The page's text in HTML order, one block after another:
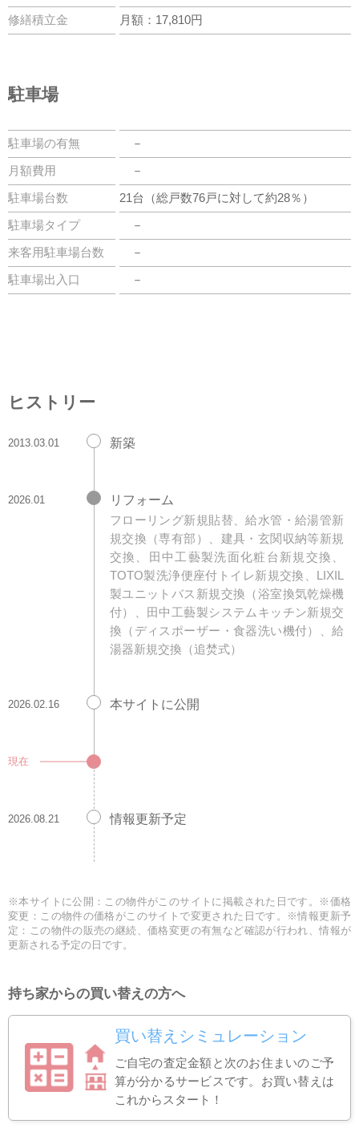
修繕積立金 月額：17,810円
駐車場
駐車場の有無 －
月額費用 －
駐車場台数 21台（総戸数76戸に対して約28％）
駐車場タイプ －
来客用駐車場台数 －
駐車場出入口 －
ヒストリー
2013.03.01 新築
2026.01 リフォーム
フローリング新規貼替、給水管・給湯管新
規交換（専有部）、建具・玄関収納等新規
交換、田中工藝製洗面化粧台新規交換、
TOTO製洗浄便座付トイレ新規交換、LIXIL
製ユニットバス新規交換（浴室換気乾燥機
付）、田中工藝製システムキッチン新規交
換（ディスポーザー・食器洗い機付）、給
湯器新規交換（追焚式）
2026.02.16 本サイトに公開
現在
2026.08.21 情報更新予定
※本サイトに公開：この物件がこのサイトに掲載された日です。※価格
変更：この物件の価格がこのサイトで変更された日です。※情報更新予
定：この物件の販売の継続、価格変更の有無など確認が行われ、情報が
更新される予定の日です。
持ち家からの買い替えの方へ
買い替えシミュレーション
ご自宅の査定金額と次のお住まいのご予
算が分かるサービスです。お買い替えは
これからスタート！